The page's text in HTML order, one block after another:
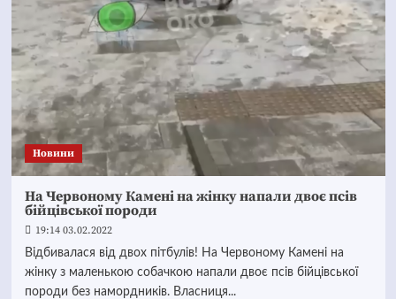
Новини
На Червоному Камені на жінку напали двоє псів
бійцівської породи
19:14 03.02.2022
Відбивалася від двох пітбулів! На Червоному Камені на
жінку з маленькою собачкою напали двоє псів бійцівської
породи без намордників. Власниця...